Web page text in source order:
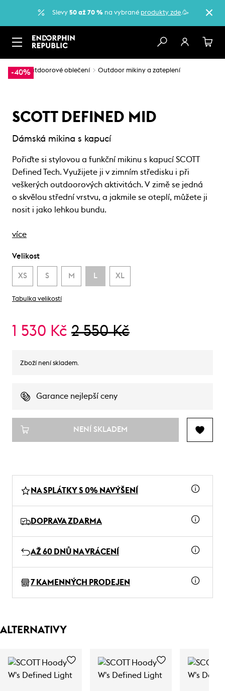
Slevy 50 až 70 % na vybrané produkty zde.🥳
-40%
… Outdoorové oblečení Outdoor mikiny a zateplení
SCOTT DEFINED MID
Dámská mikina s kapucí
Pořiďte si stylovou a funkční mikinu s kapucí SCOTT
Defined Tech. Využijete ji v zimním středisku i při
veškerých outdoorových aktivitách. V zimě se jedná
o skvělou střední vrstvu, a jakmile se oteplí, můžete ji
nosit i jako lehkou bundu.
více
Velikost
XS S M L XL
Tabulka velikostí
1 530 Kč 2 550 Kč
Zboží není skladem.
Garance nejlepší ceny
NENÍ SKLADEM
NA SPLÁTKY S 0% NAVÝŠENÍ
DOPRAVA ZDARMA
AŽ 60 DNŮ NA VRÁCENÍ
7 KAMENNÝCH PRODEJEN
ALTERNATIVY